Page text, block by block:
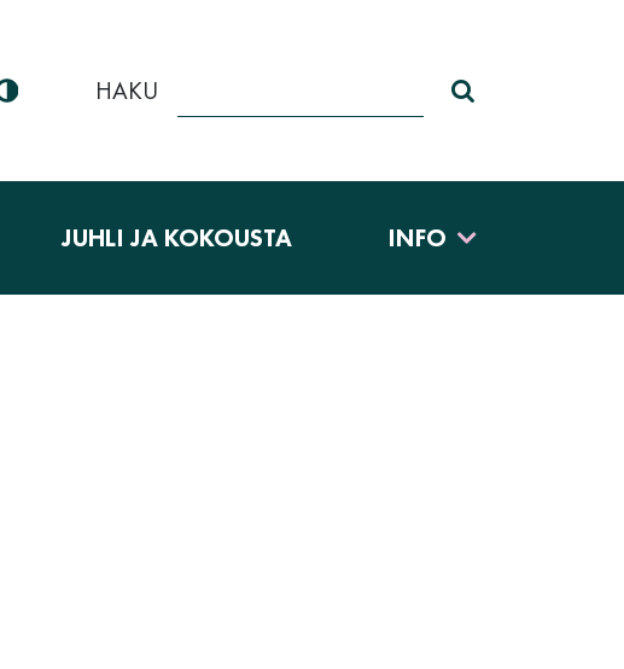
HAKU
JUHLI JA KOKOUSTA INFO